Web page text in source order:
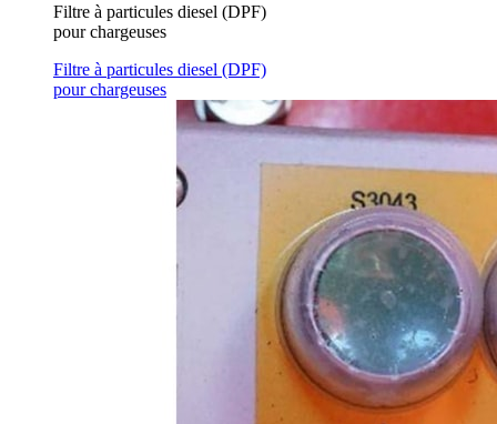
Filtre à particules diesel (DPF)
pour chargeuses
Filtre à particules diesel (DPF)
pour chargeuses